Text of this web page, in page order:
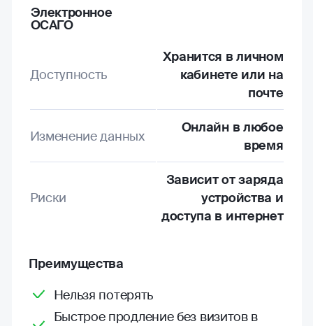
Электронное
ОСАГО
Доступность
Хранится в личном
кабинете или на
почте
Изменение данных
Онлайн в любое
время
Риски
Зависит от заряда
устройства и
доступа в интернет
Преимущества
Нельзя потерять
Быстрое продление без визитов в